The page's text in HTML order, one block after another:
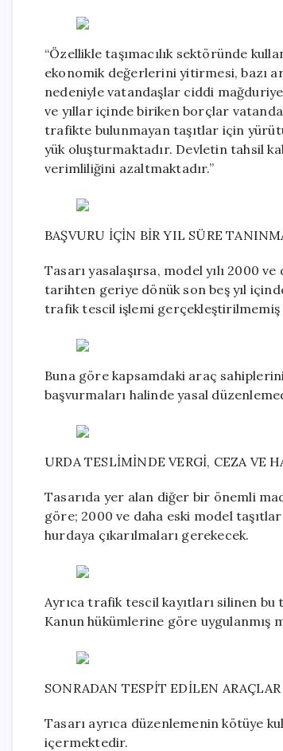
“Özellikle taşımacılık sektöründe
ekonomik değerlerini yitirmesi, bazı
nedeniyle vatandaşlar ciddi
ve yıllar içinde biriken borçlar
trafikte bulunmayan taşıtlar için
yük oluşturmaktadır. Devletin tahsil
verimliliğini azaltmaktadır.”
BAŞVURU İÇİN BİR YIL SÜRE
Tasarı yasalaşırsa, model yılı 2000
tarihten geriye dönük son beş yıl
trafik tescil işlemi gerçekleştirilmemiş
Buna göre kapsamdaki araç
başvurmaları halinde yasal
URDA TESLİMİNDE VERGİ, CEZA VE
Tasarıda yer alan diğer bir önemli
göre; 2000 ve daha eski model
hurdaya çıkarılmaları gerekecek.
Ayrıca trafik tescil kayıtları silinen bu
Kanun hükümlerine göre uygulanmış
SONRADAN TESPİT EDİLEN
Tasarı ayrıca düzenlemenin kötüye
içermektedir.